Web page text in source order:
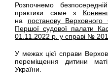
Розпочнемо
практики саме з
на постанову Верховного
Першої судової палати
01.11.2022 р. у справі №
У межах цієї справи
переміщення дитини
України.